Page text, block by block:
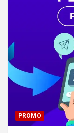
PROMO